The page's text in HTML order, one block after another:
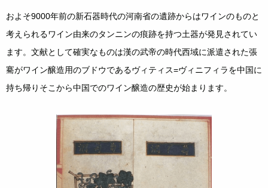
およそ9000年前の新石器時代の河南省の遺跡からはワインのものと
考えられるワイン由来のタンニンの痕跡を持つ土器が発見されてい
ます。文献として確実なものは漢の武帝の時代西域に派遣された張
騫がワイン醸造用のブドウであるヴィティス=ヴィニフィラを中国に
持ち帰りそこから中国でのワイン醸造の歴史が始まります。